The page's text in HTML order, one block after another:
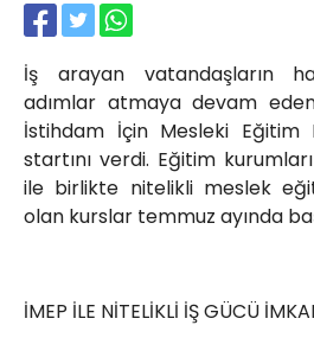
İş arayan vatandaşların
adımlar atmaya devam
İstihdam İçin Mesleki Eğitim
startını verdi. Eğitim
ile birlikte nitelikli meslek
olan kurslar temmuz ayında
İMEP İLE NİTELİKLİ İŞ GÜCÜ
Akkavaklar
KOCAELİ